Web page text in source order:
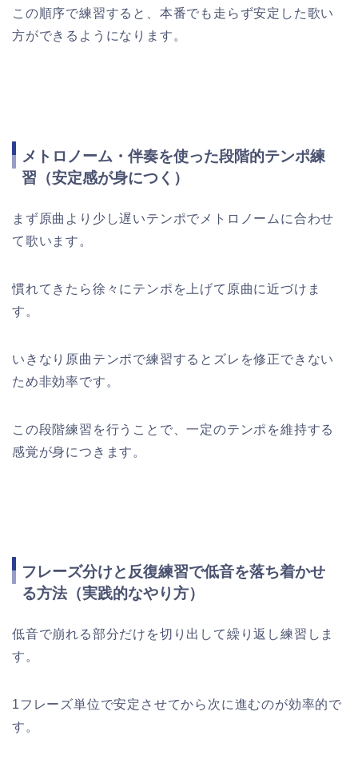
この順序で練習すると、本番でも走らず安定した歌い
方ができるようになります。
メトロノーム・伴奏を使った段階的テンポ練
習（安定感が身につく）
まず原曲より少し遅いテンポでメトロノームに合わせ
て歌います。
慣れてきたら徐々にテンポを上げて原曲に近づけま
す。
いきなり原曲テンポで練習するとズレを修正できない
ため非効率です。
この段階練習を行うことで、一定のテンポを維持する
感覚が身につきます。
フレーズ分けと反復練習で低音を落ち着かせ
る方法（実践的なやり方）
低音で崩れる部分だけを切り出して繰り返し練習しま
す。
1フレーズ単位で安定させてから次に進むのが効率的で
す。